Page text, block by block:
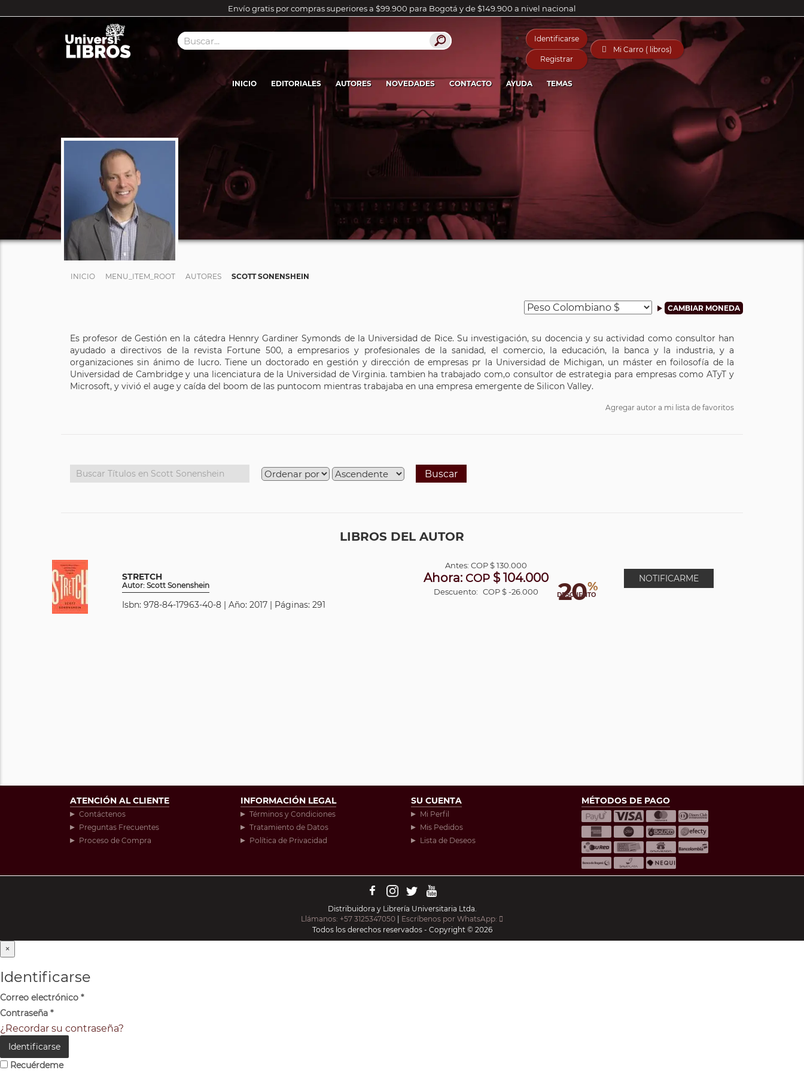
Envío gratis por compras superiores a $99.900 para Bogotá y de $149.900 a nivel nacional
Identificarse
Registrar
 Mi Carro ( libros)
INICIO EDITORIALES AUTORES NOVEDADES CONTACTO AYUDA TEMAS
INICIO MENU_ITEM_ROOT AUTORES SCOTT SONENSHEIN
Es profesor de Gestión en la cátedra Hennry Gardiner Symonds de la Universidad de Rice. Su investigación, su docencia y su actividad como consultor han
ayudado a directivos de la revista Fortune 500, a empresarios y profesionales de la sanidad, el comercio, la educación, la banca y la industria, y a
organizaciones sin ánimo de lucro. Tiene un doctorado en gestión y dirección de empresas pr la Universidad de Michigan, un máster en foilosofía de la
Universidad de Cambridge y una licenciatura de la Universidad de Virginia. tambien ha trabajado com,o consultor de estrategia para empresas como ATyT y
Microsoft, y vivió el auge y caída del boom de las puntocom mientras trabajaba en una empresa emergente de Silicon Valley.
Agregar autor a mi lista de favoritos
Buscar
LIBROS DEL AUTOR
STRETCH
Autor: Scott Sonenshein
Isbn: 978-84-17963-40-8 | Año: 2017 | Páginas: 291 20%
DESCUENTO
Antes: COP$ 130.000
Ahora: COP$ 104.000
Descuento: COP $ -26.000
NOTIFICARME
ATENCIÓN AL CLIENTE
Contáctenos
Preguntas Frecuentes
Proceso de Compra
INFORMACIÓN LEGAL
Términos y Condiciones
Tratamiento de Datos
Política de Privacidad
SU CUENTA
Mi Perfil
Mis Pedidos
Lista de Deseos
MÉTODOS DE PAGO
Distribuidora y Librería Universitaria Ltda.
Llámanos: +57 3125347050
Escríbenos por WhatsApp:
Todos los derechos reservados - Copyright © 2026
×
Identificarse
Correo electrónico *
Contraseña *
¿Recordar su contraseña?
Identificarse
Recuérdeme